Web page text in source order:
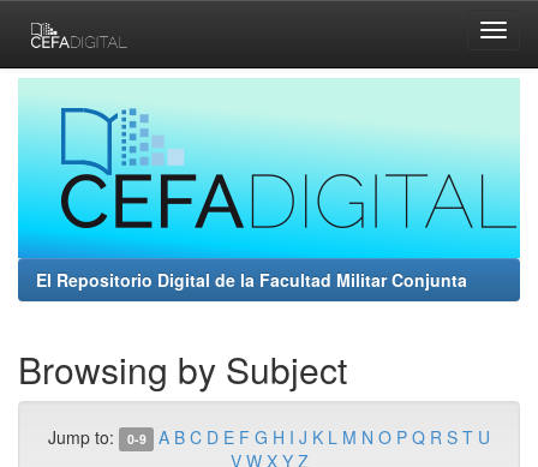
navigation
El Repositorio Digital de la Facultad Militar Conjunta
Browsing by Subject
Jump to: 0-9 A B C D E F G H I J K L M N O P Q R S T U
V W X Y Z